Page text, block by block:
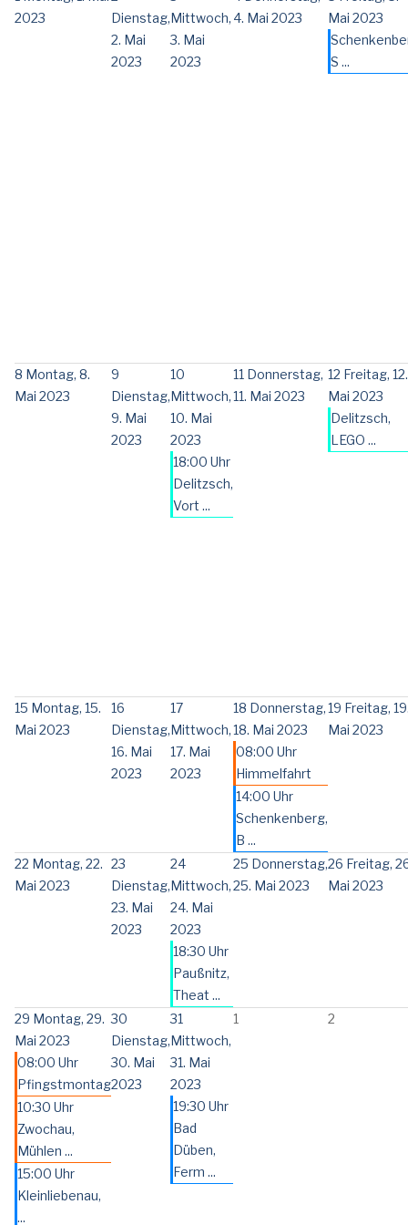
2023
Dienstag,
2. Mai
2023
Mittwoch,
3. Mai
2023
4. Mai 2023
Mai 2023
S ...
8 Montag, 8.
Mai 2023
9
Dienstag,
9. Mai
2023
10
Mittwoch,
10. Mai
2023
18:00 Uhr
Delitzsch,
Vort ...
11 Donnerstag,
11. Mai 2023
12 Freitag, 12.
Mai 2023
Delitzsch,
LEGO ...
15 Montag, 15.
Mai 2023
16
Dienstag,
16. Mai
2023
17
Mittwoch,
17. Mai
2023
18 Donnerstag,
18. Mai 2023
08:00 Uhr
Himmelfahrt
14:00 Uhr
Schenkenberg,
B ...
19 Freitag,
Mai 2023
22 Montag, 22.
Mai 2023
23
Dienstag,
23. Mai
2023
24
Mittwoch,
24. Mai
2023
18:30 Uhr
Paußnitz,
Theat ...
25 Donnerstag,
25. Mai 2023
26 Freitag,
Mai 2023
29 Montag, 29.
Mai 2023
08:00 Uhr
Pfingstmontag
10:30 Uhr
Zwochau,
Mühlen ...
15:00 Uhr
Kleinliebenau,
...
30
Dienstag,
30. Mai
2023
31
Mittwoch,
31. Mai
2023
19:30 Uhr
Bad
Düben,
Ferm ...
1 2